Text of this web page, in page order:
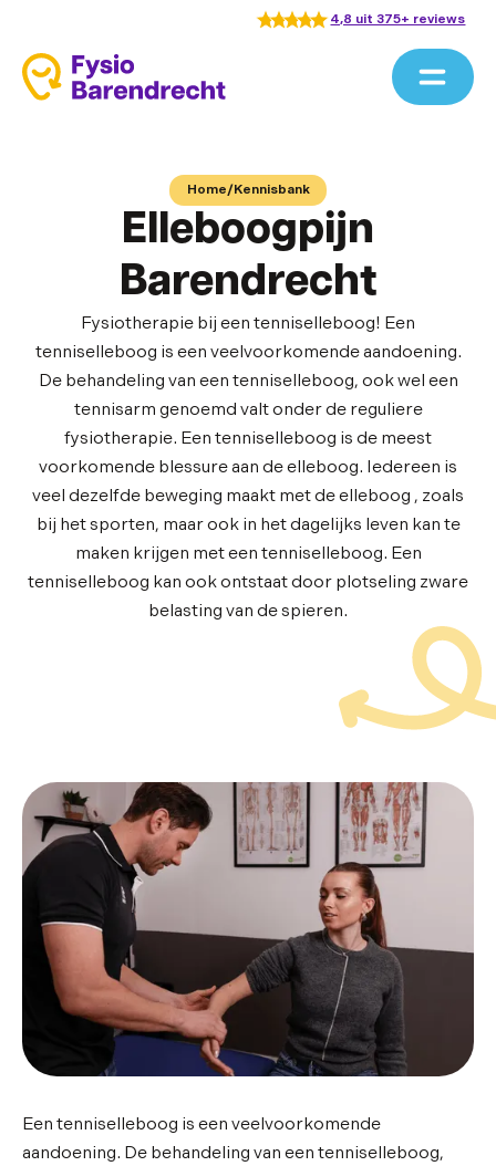
4,8 uit 375+ reviews
Home/Kennisbank
Elleboogpijn
Barendrecht
Fysiotherapie bij een tenniselleboog! Een
tenniselleboog is een veelvoorkomende aandoening.
De behandeling van een tenniselleboog, ook wel een
tennisarm genoemd valt onder de reguliere
fysiotherapie. Een tenniselleboog is de meest
voorkomende blessure aan de elleboog. Iedereen is
veel dezelfde beweging maakt met de elleboog , zoals
bij het sporten, maar ook in het dagelijks leven kan te
maken krijgen met een tenniselleboog. Een
tenniselleboog kan ook ontstaat door plotseling zware
belasting van de spieren.
Een tenniselleboog is een veelvoorkomende
aandoening. De behandeling van een tenniselleboog,